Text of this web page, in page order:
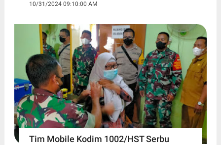
10/31/2024 09:10:00 AM
Tim Mobile Kodim 1002/HST Serbu